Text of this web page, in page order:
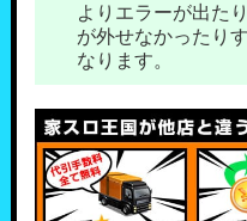
よりエラーが出た
が外せなかったり
なります。